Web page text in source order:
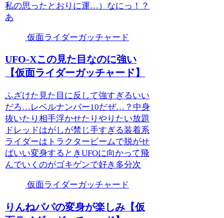
私の思ったとおりに運…）なにっ！？
あ
仮面ライダーガッチャード
UFO-Xこの見た目なのに強い
【仮面ライダーガッチャード】
ふざけた見た目に反して強すぎるいい
だろ…レベルナンバー10だぜ…？中身
抜いたり相手浮かせたりやりたい放題
ドレッドはがしが禁じ手すぎる装着系
ライダーはトラクタービームで脱がせ
ばいい変身するときUFOに向かって飛
んでいくのがゴキゲンで好き多分次
仮面ライダーガッチャード
りんねパパの変身が楽しみ【仮